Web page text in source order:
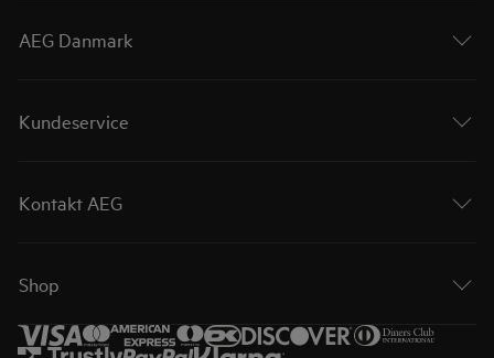
AEG Danmark
Kundeservice
Kontakt AEG
Shop